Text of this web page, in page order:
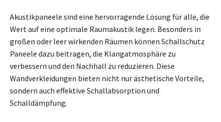
Akustikpaneele sind eine hervorragende Lösung für alle, die
Wert auf eine optimale Raumakustik legen. Besonders in
großen oder leer wirkenden Räumen können Schallschutz
Paneele dazu beitragen, die Klangatmosphäre zu
verbessern und den Nachhall zu reduzieren. Diese
Wandverkleidungen bieten nicht nur ästhetische Vorteile,
sondern auch effektive Schallabsorption und
Schalldämpfung.